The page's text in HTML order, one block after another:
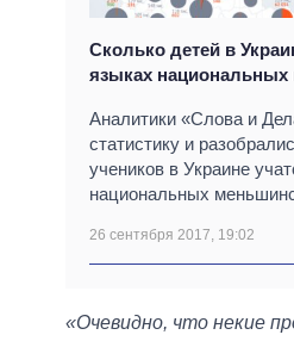
Сколько детей в
языках
Аналитики «Слова и
статистику и
учеников в Украине
национальных
26 сентября 2017, 19:02
«Очевидно, что некие